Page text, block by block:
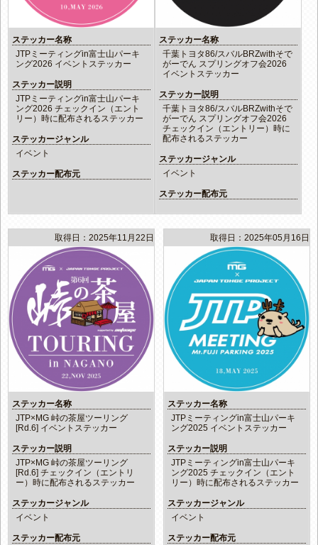
ステッカー名称
JTPミーティングin富士山パーキ
ング2026 イベントステッカー
ステッカー説明
JTPミーティングin富士山パーキ
ング2026 チェックイン（エント
リー）時に配布されるステッカー
ステッカージャンル
イベント
ステッカー配布元
ステッカー名称
千葉トヨタ86/スバルBRZwithそで
がーでん スプリングオフ会2026
イベントステッカー
ステッカー説明
千葉トヨタ86/スバルBRZwithそで
がーでん スプリングオフ会2026
チェックイン（エントリー）時に
配布されるステッカー
ステッカージャンル
イベント
ステッカー配布元
取得日：2025年11月22日
ステッカー名称
JTP×MG 峠の茶屋ツーリング
[Rd.6] イベントステッカー
ステッカー説明
JTP×MG 峠の茶屋ツーリング
[Rd.6] チェックイン（エントリ
ー）時に配布されるステッカー
ステッカージャンル
イベント
ステッカー配布元
取得日：2025年05月16日
ステッカー名称
JTPミーティングin富士山パーキ
ング2025 イベントステッカー
ステッカー説明
JTPミーティングin富士山パーキ
ング2025 チェックイン（エント
リー）時に配布されるステッカー
ステッカージャンル
イベント
ステッカー配布元